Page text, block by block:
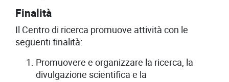
Finalità
Il Centro di ricerca promuove attività con le
seguenti finalità:
Promuovere e organizzare la ricerca, la
divulgazione scientifica e la